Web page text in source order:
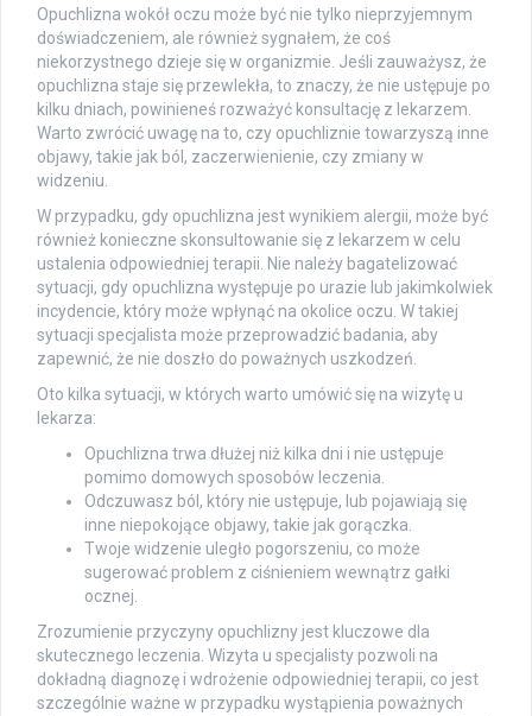
Opuchlizna wokół oczu może być nie tylko nieprzyjemnym
doświadczeniem, ale również sygnałem, że coś
niekorzystnego dzieje się w organizmie. Jeśli zauważysz, że
opuchlizna staje się przewlekła, to znaczy, że nie ustępuje po
kilku dniach, powinieneś rozważyć konsultację z lekarzem.
Warto zwrócić uwagę na to, czy opuchliznie towarzyszą inne
objawy, takie jak ból, zaczerwienienie, czy zmiany w
widzeniu.
W przypadku, gdy opuchlizna jest wynikiem alergii, może być
również konieczne skonsultowanie się z lekarzem w celu
ustalenia odpowiedniej terapii. Nie należy bagatelizować
sytuacji, gdy opuchlizna występuje po urazie lub jakimkolwiek
incydencie, który może wpłynąć na okolice oczu. W takiej
sytuacji specjalista może przeprowadzić badania, aby
zapewnić, że nie doszło do poważnych uszkodzeń.
Oto kilka sytuacji, w których warto umówić się na wizytę u
lekarza:
Opuchlizna trwa dłużej niż kilka dni i nie ustępuje
pomimo domowych sposobów leczenia.
Odczuwasz ból, który nie ustępuje, lub pojawiają się
inne niepokojące objawy, takie jak gorączka.
Twoje widzenie uległo pogorszeniu, co może
sugerować problem z ciśnieniem wewnątrz gałki
ocznej.
Zrozumienie przyczyny opuchlizny jest kluczowe dla
skutecznego leczenia. Wizyta u specjalisty pozwoli na
dokładną diagnozę i wdrożenie odpowiedniej terapii, co jest
szczególnie ważne w przypadku wystąpienia poważnych